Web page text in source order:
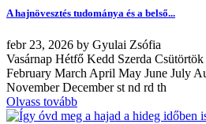
A hajnövesztés tudománya és a belső...
febr 23, 2026 by Gyulai Zsófia
Vasárnap Hétfő Kedd Szerda
February March April May June July
November December st nd rd th
Olvass tovább